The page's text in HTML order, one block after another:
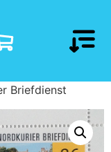
Briefdienst